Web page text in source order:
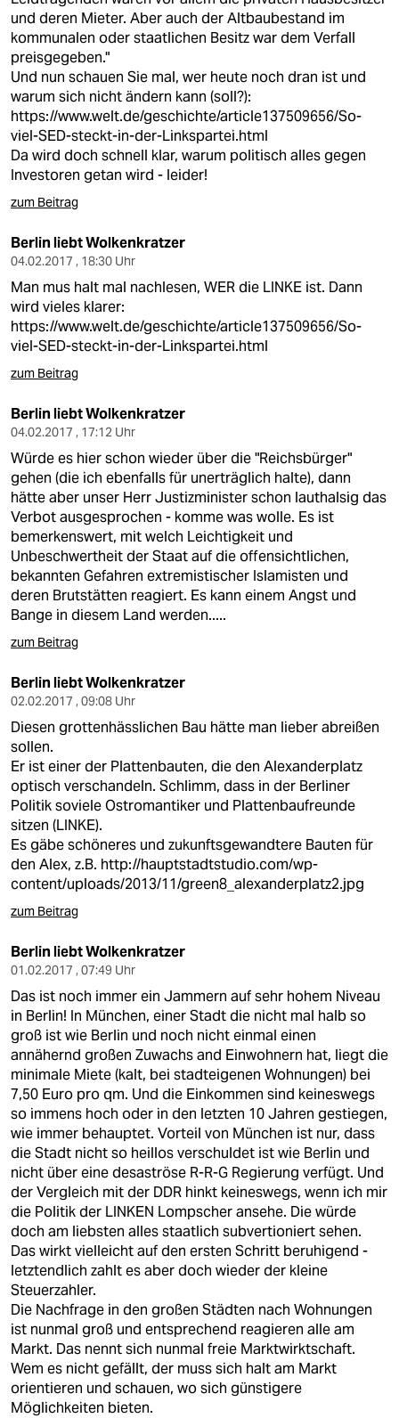
und deren Mieter. Aber auch der Altbaubestand im
kommunalen oder staatlichen Besitz war dem Verfall
preisgegeben."
Und nun schauen Sie mal, wer heute noch dran ist und
warum sich nicht ändern kann (soll?):
https://www.welt.de/geschichte/article137509656/So-
viel-SED-steckt-in-der-Linkspartei.html
Da wird doch schnell klar, warum politisch alles gegen
Investoren getan wird - leider!
zum Beitrag
Berlin liebt Wolkenkratzer
04.02.2017 , 18:30 Uhr
Man mus halt mal nachlesen, WER die LINKE ist. Dann
wird vieles klarer:
https://www.welt.de/geschichte/article137509656/So-
viel-SED-steckt-in-der-Linkspartei.html
zum Beitrag
Berlin liebt Wolkenkratzer
04.02.2017 , 17:12 Uhr
Würde es hier schon wieder über die "Reichsbürger"
gehen (die ich ebenfalls für unerträglich halte), dann
hätte aber unser Herr Justizminister schon lauthalsig das
Verbot ausgesprochen - komme was wolle. Es ist
bemerkenswert, mit welch Leichtigkeit und
Unbeschwertheit der Staat auf die offensichtlichen,
bekannten Gefahren extremistischer Islamisten und
deren Brutstätten reagiert. Es kann einem Angst und
Bange in diesem Land werden.....
zum Beitrag
Berlin liebt Wolkenkratzer
02.02.2017 , 09:08 Uhr
Diesen grottenhässlichen Bau hätte man lieber abreißen
sollen.
Er ist einer der Plattenbauten, die den Alexanderplatz
optisch verschandeln. Schlimm, dass in der Berliner
Politik soviele Ostromantiker und Plattenbaufreunde
sitzen (LINKE).
Es gäbe schöneres und zukunftsgewandtere Bauten für
den Alex, z.B. http://hauptstadtstudio.com/wp-
content/uploads/2013/11/green8_alexanderplatz2.jpg
zum Beitrag
Berlin liebt Wolkenkratzer
01.02.2017 , 07:49 Uhr
Das ist noch immer ein Jammern auf sehr hohem Niveau
in Berlin! In München, einer Stadt die nicht mal halb so
groß ist wie Berlin und noch nicht einmal einen
annähernd großen Zuwachs and Einwohnern hat, liegt die
minimale Miete (kalt, bei stadteigenen Wohnungen) bei
7,50 Euro pro qm. Und die Einkommen sind keineswegs
so immens hoch oder in den letzten 10 Jahren gestiegen,
wie immer behauptet. Vorteil von München ist nur, dass
die Stadt nicht so heillos verschuldet ist wie Berlin und
nicht über eine desaströse R-R-G Regierung verfügt. Und
der Vergleich mit der DDR hinkt keineswegs, wenn ich mir
die Politik der LINKEN Lompscher ansehe. Die würde
doch am liebsten alles staatlich subvertioniert sehen.
Das wirkt vielleicht auf den ersten Schritt beruhigend -
letztendlich zahlt es aber doch wieder der kleine
Steuerzahler.
Die Nachfrage in den großen Städten nach Wohnungen
ist nunmal groß und entsprechend reagieren alle am
Markt. Das nennt sich nunmal freie Marktwirktschaft.
Wem es nicht gefällt, der muss sich halt am Markt
orientieren und schauen, wo sich günstigere
Möglichkeiten bieten.